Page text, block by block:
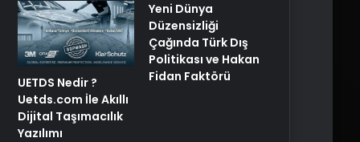
UETDS Nedir ?
Uetds.com İle Akıllı
Dijital Taşımacılık
Yazılımı
Yeni Dünya
Düzensizliği
Çağında Türk Dış
Politikası ve Hakan
Fidan Faktörü